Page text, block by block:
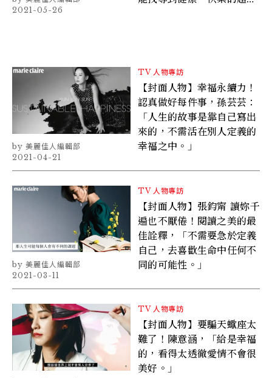
2021-05-26
TV 人物專訪
【封面人物】幸福永續力！
認真做好每件事，孫芸芸：
「人生的故事是靠自己寫出
來的，不需活在別人定義的
幸福之中。」
美麗佳人編輯部
2021-04-21
TV 人物專訪
【封面人物】張鈞甯 讀妳千
遍也不厭倦！閱讀之美的最
佳詮釋，「不需要急於定義
自己，去喜歡生命中任何不
同的可能性。」
美麗佳人編輯部
2021-03-11
TV 人物專訪
【封面人物】要騙天蠍座太
難了！陳意涵，「給是幸福
的，看得太透徹愛情不會很
美好。」